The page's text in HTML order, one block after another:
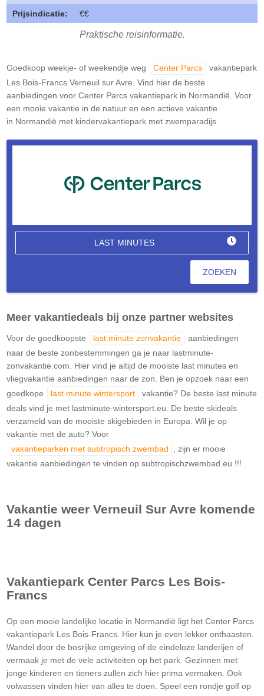
Prijsindicatie:
€€
Praktische reisinformatie.
Goedkoop weekje- of weekendje weg Center Parcs
vakantiepark
Les Bois-Francs Verneuil sur Avre. Vind hier de beste
aanbiedingen voor Center Parcs vakantiepark in Normandië. Voor
een mooie vakantie in de natuur en een actieve vakantie
in Normandië met kindervakantiepark met zwemparadijs.
LAST MINUTES
ZOEKEN
Meer vakantiedeals bij onze partner websites
Voor de goedkoopste last minute zonvakantie
aanbiedingen
naar de beste zonbestemmingen ga je naar lastminute-
zonvakantie.com. Hier vind je altijd de mooiste last minutes en
vliegvakantie aanbiedingen naar de zon. Ben je opzoek naar een
goedkope
last minute wintersport
vakantie? De beste last minute
deals vind je met lastminute-wintersport.eu. De beste skideals
verzameld van de mooiste skigebieden in Europa. Wil je op
vakantie met de auto? Voor
vakantieparken met subtropisch zwembad
, zijn er mooie
vakantie aanbiedingen te vinden op subtropischzwembad.eu !!!
Vakantie weer Verneuil Sur Avre komende
14 dagen
Vakantiepark Center Parcs Les Bois-
Francs
Op een mooie landelijke locatie in Normandië ligt het Center Parcs
vakantiepark Les Bois-Francs. Hier kun je even lekker onthaasten.
Wandel door de bosrijke omgeving of de eindeloze landerijen of
vermaak je met de vele activiteiten op het park. Gezinnen met
jonge kinderen en tieners zullen zich hier prima vermaken. Ook
volwassen vinden hier van alles te doen. Speel een rondje golf op